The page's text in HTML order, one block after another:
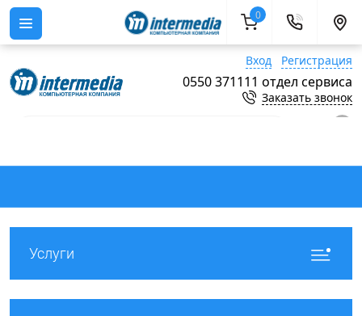
Вход Регистрация
0550 371111 отдел сервиса
Заказать звонок
Услуги
0